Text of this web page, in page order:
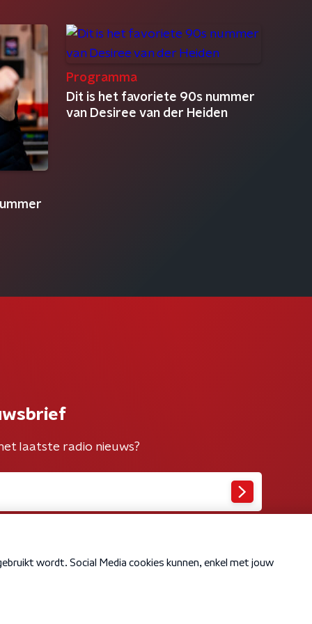
Programma
Dit is het favoriete 90s nummer
van Desiree van der Heiden
laatste radio nieuws?